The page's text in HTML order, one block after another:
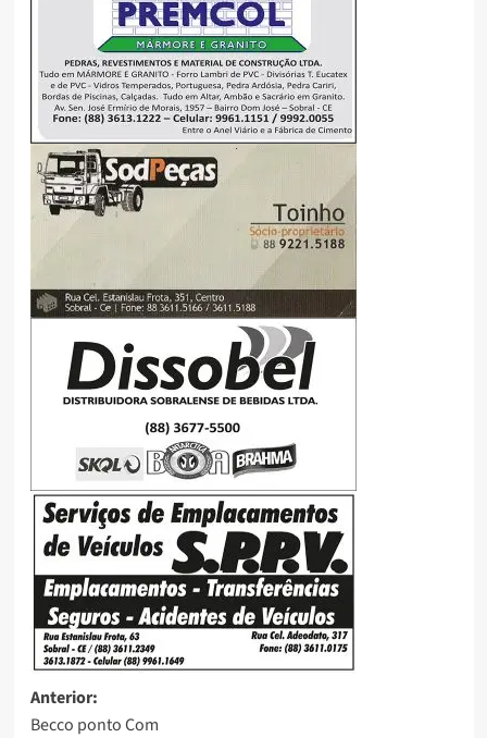
Anterior:
Becco ponto Com